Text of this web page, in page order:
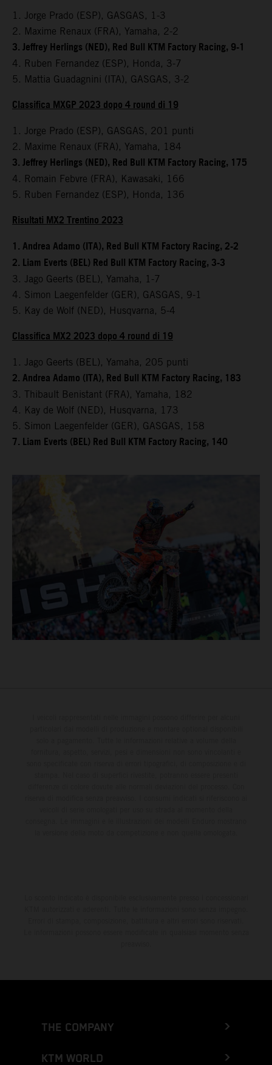
1. Jorge Prado (ESP), GASGAS, 1-3
2. Maxime Renaux (FRA), Yamaha, 2-2
3. Jeffrey Herlings (NED), Red Bull KTM Factory Racing, 9-1
4. Ruben Fernandez (ESP), Honda, 3-7
5. Mattia Guadagnini (ITA), GASGAS, 3-2
Classifica MXGP 2023 dopo 4 round di 19
1. Jorge Prado (ESP), GASGAS, 201 punti
2. Maxime Renaux (FRA), Yamaha, 184
3. Jeffrey Herlings (NED), Red Bull KTM Factory Racing, 175
4. Romain Febvre (FRA), Kawasaki, 166
5. Ruben Fernandez (ESP), Honda, 136
Risultati MX2 Trentino 2023
1. Andrea Adamo (ITA), Red Bull KTM Factory Racing, 2-2
2. Liam Everts (BEL) Red Bull KTM Factory Racing, 3-3
3. Jago Geerts (BEL), Yamaha, 1-7
4. Simon Laegenfelder (GER), GASGAS, 9-1
5. Kay de Wolf (NED), Husqvarna, 5-4
Classifica MX2 2023 dopo 4 round di 19
1. Jago Geerts (BEL), Yamaha, 205 punti
2. Andrea Adamo (ITA), Red Bull KTM Factory Racing, 183
3. Thibault Benistant (FRA), Yamaha, 182
4. Kay de Wolf (NED), Husqvarna, 173
5. Simon Laegenfelder (GER), GASGAS, 158
7. Liam Everts (BEL) Red Bull KTM Factory Racing, 140
THE COMPANY
KTM WORLD